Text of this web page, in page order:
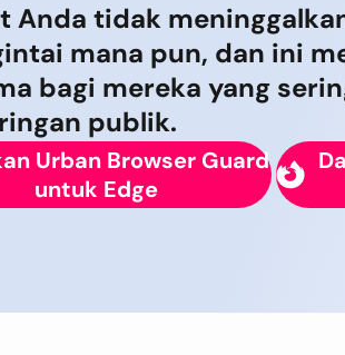
Anda tidak
mana pun, dan ini
bagi mereka yang
publik.
Urban Browser Guard
untuk Edge